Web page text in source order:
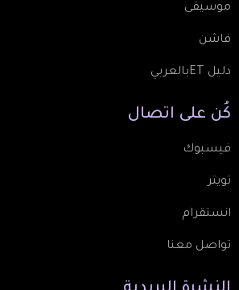
موسيقى
فاشن
دليل ETبالعربي
كُن على اتصال
فيسبوك
تويتر
انستقرام
تواصل معنا